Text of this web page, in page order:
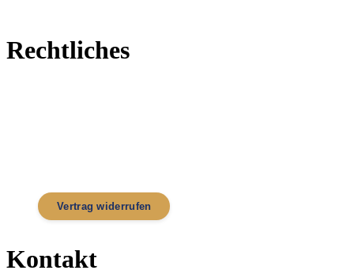
Rechtliches
Vertrag widerrufen
Kontakt